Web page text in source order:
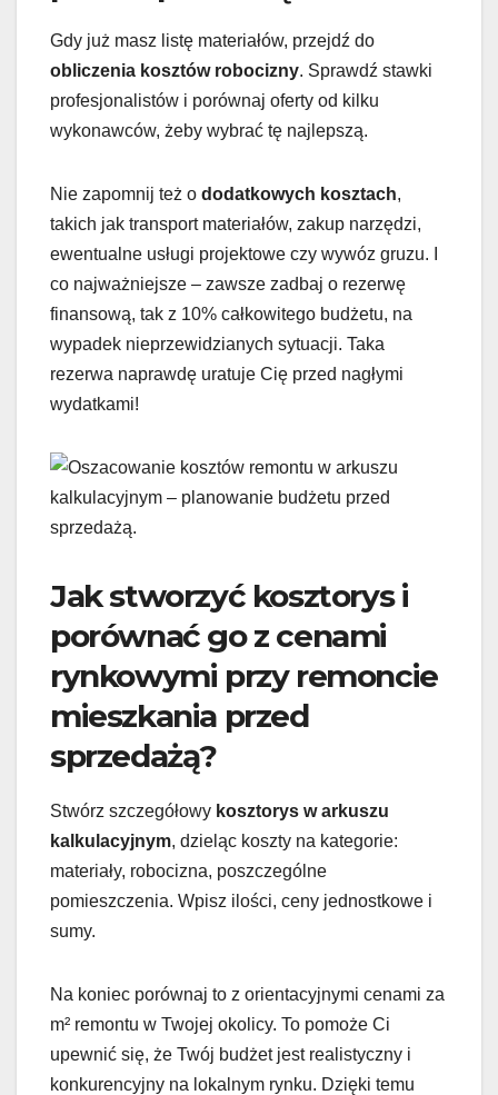
Gdy już masz listę materiałów, przejdź do
obliczenia kosztów robocizny. Sprawdź stawki
profesjonalistów i porównaj oferty od kilku
wykonawców, żeby wybrać tę najlepszą.
Nie zapomnij też o dodatkowych kosztach,
takich jak transport materiałów, zakup narzędzi,
ewentualne usługi projektowe czy wywóz gruzu. I
co najważniejsze – zawsze zadbaj o rezerwę
finansową, tak z 10% całkowitego budżetu, na
wypadek nieprzewidzianych sytuacji. Taka
rezerwa naprawdę uratuje Cię przed nagłymi
wydatkami!
Jak stworzyć kosztorys i
porównać go z cenami
rynkowymi przy remoncie
mieszkania przed
sprzedażą?
Stwórz szczegółowy kosztorys w arkuszu
kalkulacyjnym, dzieląc koszty na kategorie:
materiały, robocizna, poszczególne
pomieszczenia. Wpisz ilości, ceny jednostkowe i
sumy.
Na koniec porównaj to z orientacyjnymi cenami za
m² remontu w Twojej okolicy. To pomoże Ci
upewnić się, że Twój budżet jest realistyczny i
konkurencyjny na lokalnym rynku. Dzięki temu